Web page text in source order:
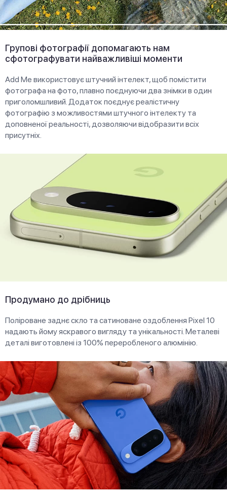
Групові фотографії допомагають нам
сфотографувати найважливіші моменти
Add Me використовує штучний інтелект, щоб помістити
фотографа на фото, плавно поєднуючи два знімки в один
приголомшливий. Додаток поєднує реалістичну
фотографію з можливостями штучного інтелекту та
доповненої реальності, дозволяючи відобразити всіх
присутніх.
Продумано до дрібниць
Поліроване заднє скло та сатиноване оздоблення Pixel 10
надають йому яскравого вигляду та унікальності. Металеві
деталі виготовлені із 100% переробленого алюмінію.